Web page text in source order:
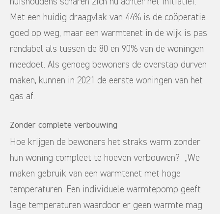
Met een huidig draagvlak van 44% is de coöperatie
goed op weg, maar een warmtenet in de wijk is pas
rendabel als tussen de 80 en 90% van de woningen
meedoet. Als genoeg bewoners de overstap durven
maken, kunnen in 2021 de eerste woningen van het
gas af.
Zonder complete verbouwing
Hoe krijgen de bewoners het straks warm zonder
hun woning compleet te hoeven verbouwen? ,,We
maken gebruik van een warmtenet met hoge
temperaturen. Een individuele warmtepomp geeft
lage temperaturen waardoor er geen warmte mag